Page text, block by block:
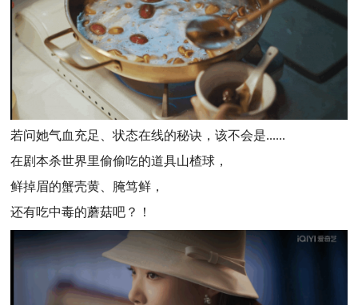
若问她气血充足、状态在线的秘诀，该不会是......
在剧本杀世界里偷偷吃的道具山楂球，
鲜掉眉的蟹壳黄、腌笃鲜，
还有吃中毒的蘑菇吧？！